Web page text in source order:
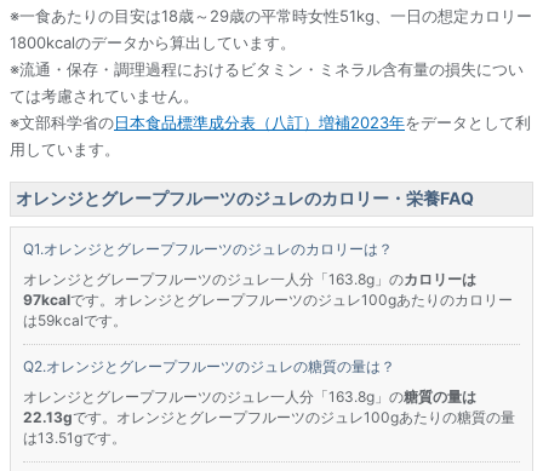
※一食あたりの目安は18歳～29歳の平常時女性51kg、一日の想定カロリー
1800kcalのデータから算出しています。
※流通・保存・調理過程におけるビタミン・ミネラル含有量の損失につい
ては考慮されていません。
※文部科学省の日本食品標準成分表（八訂）増補2023年をデータとして利
用しています。
オレンジとグレープフルーツのジュレのカロリー・栄養FAQ
オレンジとグレープフルーツのジュレのカロリーは？
オレンジとグレープフルーツのジュレ一人分「163.8g」のカロリーは
97kcalです。オレンジとグレープフルーツのジュレ100gあたりのカロリー
は59kcalです。
オレンジとグレープフルーツのジュレの糖質の量は？
オレンジとグレープフルーツのジュレ一人分「163.8g」の糖質の量は
22.13gです。オレンジとグレープフルーツのジュレ100gあたりの糖質の量
は13.51gです。